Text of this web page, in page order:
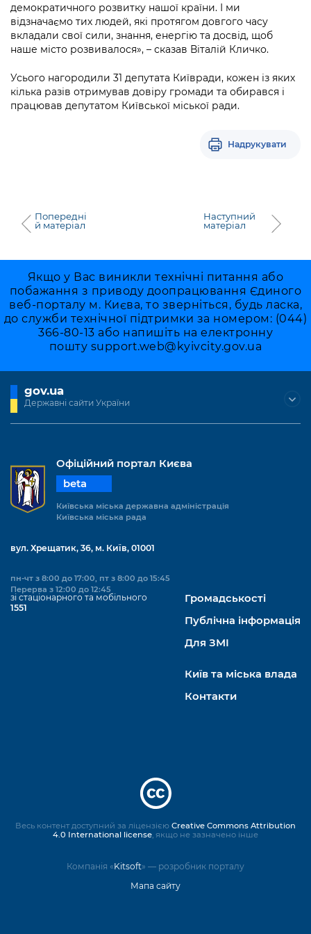
Підприємства, установи, організації
Kyiv International Relations
Гендерна політика
Київська міська військова адміністрація
Портал Захисників та Захисниць
Безбар'єрність
Портал послуг
Міський застосунок Київ Цифровий
Уряд» – місцевий рівень»
Важливе під час воєнного стану
Про відкриті дані
Портал даних Києва
Публічні дашборди
демократичного розвитку нашої країни. І ми
відзначаємо тих людей, які протягом довгого часу
вкладали свої сили, знання, енергію та досвід, щоб
наше місто розвивалося», – сказав Віталій Кличко.
Усього нагородили 31 депутата Київради, кожен із яких
кілька разів отримував довіру громади та обирався і
працював депутатом Київської міської ради.
Надрукувати
Попередні
й матеріал
Наступний
матеріал
Якщо у Вас виникли технічні питання або
побажання з приводу доопрацювання Єдиного
веб-порталу м. Києва, то зверніться, будь ласка,
до служби технічної підтримки за номером: (044)
366-80-13 або напишіть на електронну
пошту support.web@kyivcity.gov.ua
gov.ua
Державні сайти України
Офіційний портал Києва
beta
Київська міська державна адміністрація
Київська міська рада
вул. Хрещатик, 36, м. Київ, 01001
пн-чт з 8:00 до 17:00, пт з 8:00 до 15:45
Перерва з 12:00 до 12:45
зі стаціонарного та мобільного
1551
Громадськості
Публічна інформація
Для ЗМІ
Київ та міська влада
Контакти
Компанія «Kitsoft» — розробник порталу
Мапа сайту
Весь контент доступний за ліцензією Creative Commons Attribution
4.0 International license, якщо не зазначено інше